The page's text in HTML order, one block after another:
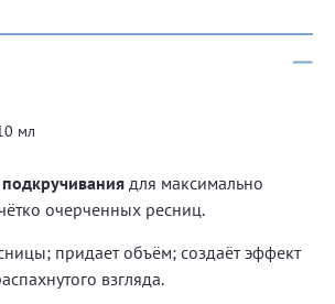
мл
для максимально
очерченных ресниц.
придает объём; создаёт эффект
взгляда.